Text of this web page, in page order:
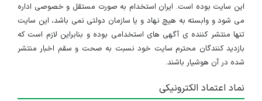
این سایت بوده است. ایران استخدام به صورت مستقل و خصوصی اداره
می شود و وابسته به هیچ نهاد و یا سازمان دولتی نمی باشد، این سایت
تنها منتشر کننده ی آگهی های استخدامی بوده و بنابراین لازم است که
بازدید کنندگان محترم سایت خود نسبت به صحت و سقم اخبار منتشر
شده در آن هوشیار باشند.
نماد اعتماد الکترونیکی